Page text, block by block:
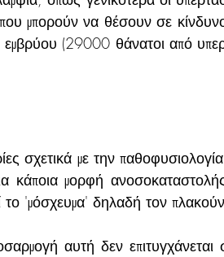
μπορούν να θέσουν σε
(29000 θάνατοι από
σχετικά με την
κάποια μορφή
το 'μόσχευμα' δηλαδή τον
αυτή δεν επιτυγχάνεται